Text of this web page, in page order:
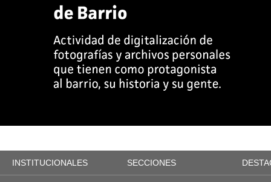
INSTITUCIONALES SECCIONES